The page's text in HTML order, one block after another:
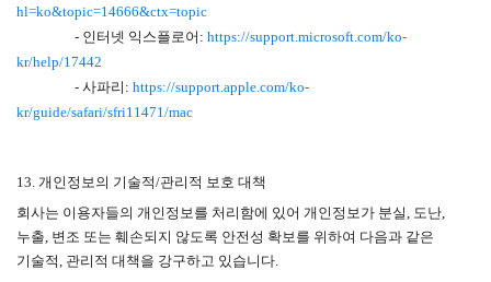
hl=ko&topic=14666&ctx=topic
- 인터넷 익스플로어 :https://support.microsoft.com/ko-
kr/help/17442
-사파리 :https://support.apple.com/ko-
kr/guide/safari/sfri11471/mac
13. 개인정보의 기술적/관리적 보호 대책
회사는 이용자들의 개인정보를 처리함에 있어 개인정보가 분실
도난
누출 변조 또는 훼손되지 않도록 안전성 확보를 위하여 다음과 같은
기술적 관리적 대책을 강구하고 있습니다